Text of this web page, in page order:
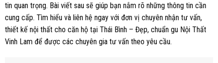
tin quan trọng. Bài viết sau sẽ giúp bạn nắm rõ những thông tin cần
cung cấp. Tìm hiểu và liên hệ ngay với đơn vị chuyên nhận tư vấn,
thiết kế nội thất cho căn hộ tại Thái Bình – Đẹp, chuẩn gu Nội Thất
Vinh Lam để được các chuyên gia tư vấn theo yêu cầu.